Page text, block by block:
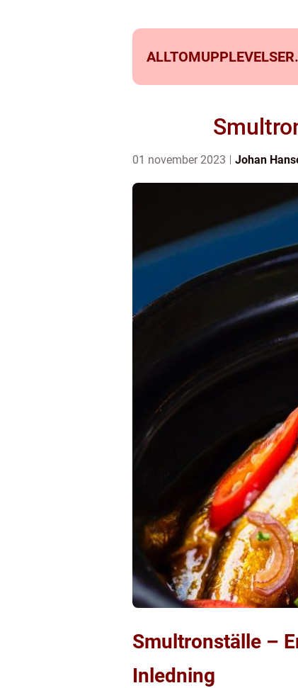
ALLTOMUPPLEVELSER.
01 november 2023 Johan
Smultronställe –
Inledning